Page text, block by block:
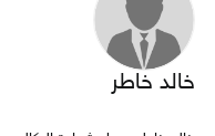
خالد خاطر